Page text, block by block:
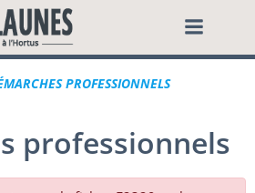
de
PROFESSIONNELS
professionnels